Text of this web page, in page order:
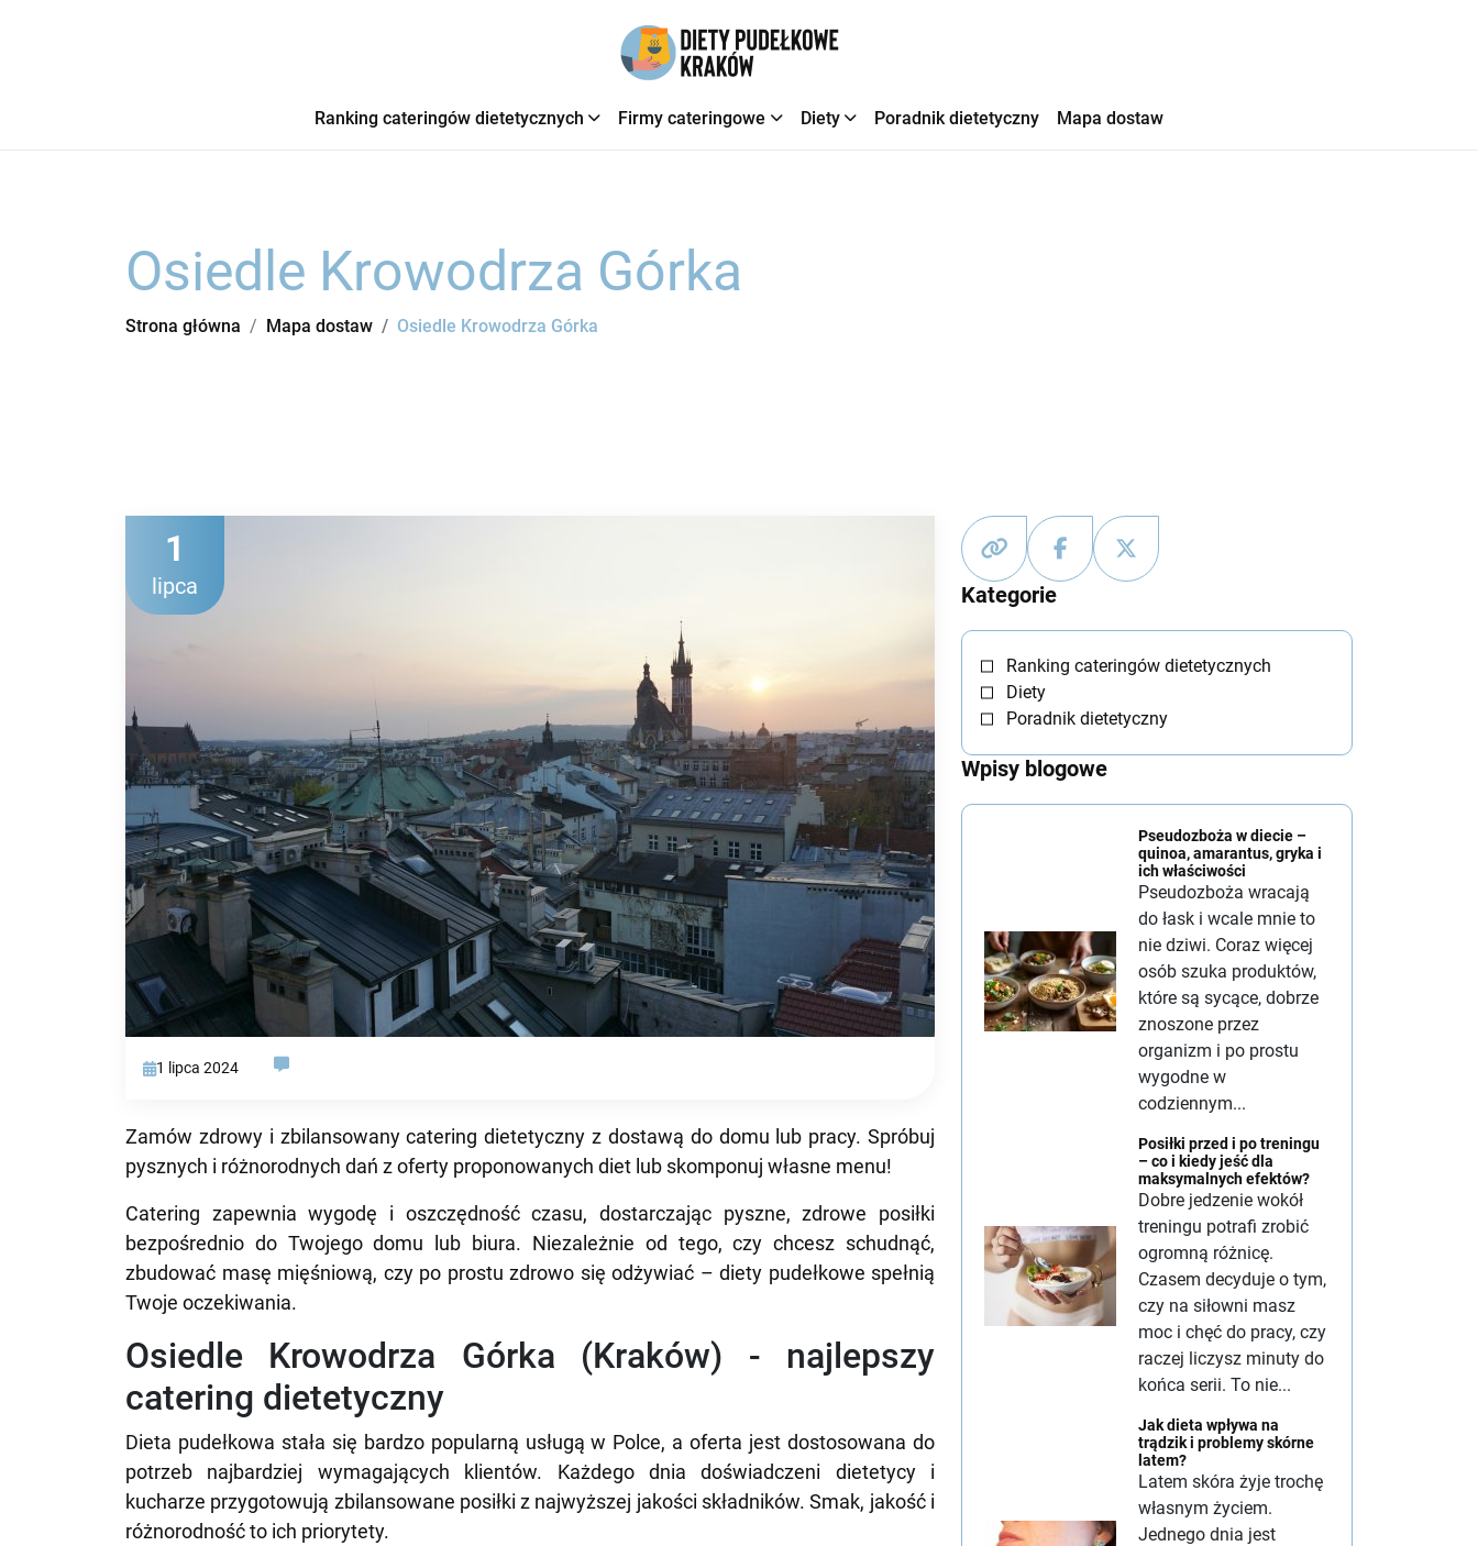
Ranking cateringów dietetycznych Firmy cateringowe Diety Poradnik dietetyczny Mapa dostaw
Osiedle Krowodrza Górka
Strona główna Mapa dostaw Osiedle Krowodrza Górka
1 lipca 2024
1
lipca
Zamów zdrowy i zbilansowany catering dietetyczny z dostawą do domu lub pracy. Spróbuj
pysznych i różnorodnych dań z oferty proponowanych diet lub skomponuj własne menu!
Catering zapewnia wygodę i oszczędność czasu, dostarczając pyszne, zdrowe posiłki
bezpośrednio do Twojego domu lub biura. Niezależnie od tego, czy chcesz schudnąć,
zbudować masę mięśniową, czy po prostu zdrowo się odżywiać – diety pudełkowe spełnią
Twoje oczekiwania.
Osiedle Krowodrza Górka (Kraków) - najlepszy
catering dietetyczny
Dieta pudełkowa stała się bardzo popularną usługą w Polce, a oferta jest dostosowana do
potrzeb najbardziej wymagających klientów. Każdego dnia doświadczeni dietetycy i
kucharze przygotowują zbilansowane posiłki z najwyższej jakości składników. Smak, jakość i
różnorodność to ich priorytety.
Kategorie
Ranking cateringów dietetycznych
Diety
Poradnik dietetyczny
Wpisy blogowe
Pseudozboża w diecie –
quinoa, amarantus, gryka i
ich właściwości
Pseudozboża wracają
do łask i wcale mnie to
nie dziwi. Coraz więcej
osób szuka produktów,
które są sycące, dobrze
znoszone przez
organizm i po prostu
wygodne w
codziennym...
Posiłki przed i po treningu
– co i kiedy jeść dla
maksymalnych efektów?
Dobre jedzenie wokół
treningu potrafi zrobić
ogromną różnicę.
Czasem decyduje o tym,
czy na siłowni masz
moc i chęć do pracy, czy
raczej liczysz minuty do
końca serii. To nie...
Jak dieta wpływa na
trądzik i problemy skórne
latem?
Latem skóra żyje trochę
własnym życiem.
Jednego dnia jest